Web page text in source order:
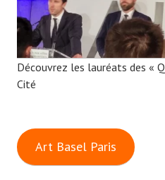
Découvrez les lauréats des «
Cité
Art Basel Paris